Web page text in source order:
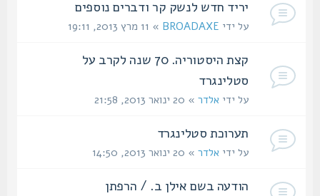
יריד חדש לנשק קר ודברים נוספים
על ידיBROADAXE» 11 מרץ 2013, 19:11
קצת היסטוריה. 70 שנה לקרב על
סטלינגרד
על ידיאלדר » 20 ינואר 2013, 21:58
תערוכת סטלינגרד
על ידיאלדר » 20 ינואר 2013, 14:50
הודעה בשם אילן ב. / הרפתן